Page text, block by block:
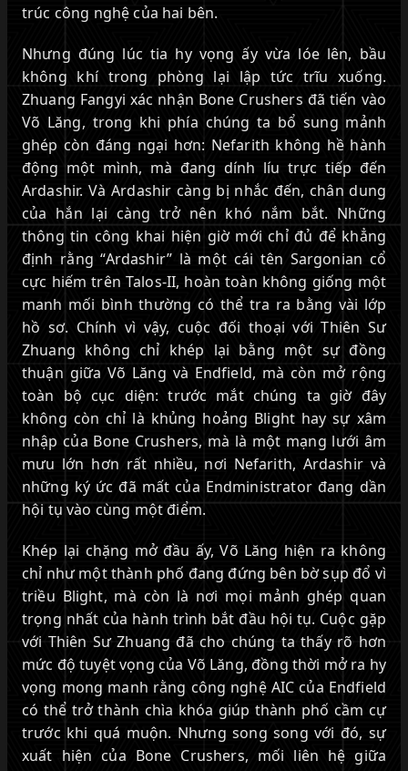
trúc công nghệ của hai bên.
Nhưng đúng lúc tia hy vọng ấy vừa lóe lên, bầu
không khí trong phòng lại lập tức trĩu xuống.
Zhuang Fangyi xác nhận Bone Crushers đã tiến vào
Võ Lăng, trong khi phía chúng ta bổ sung mảnh
ghép còn đáng ngại hơn: Nefarith không hề hành
động một mình, mà đang dính líu trực tiếp đến
Ardashir. Và Ardashir càng bị nhắc đến, chân dung
của hắn lại càng trở nên khó nắm bắt. Những
thông tin công khai hiện giờ mới chỉ đủ để khẳng
định rằng “Ardashir” là một cái tên Sargonian cổ
cực hiếm trên Talos-II, hoàn toàn không giống một
manh mối bình thường có thể tra ra bằng vài lớp
hồ sơ. Chính vì vậy, cuộc đối thoại với Thiên Sư
Zhuang không chỉ khép lại bằng một sự đồng
thuận giữa Võ Lăng và Endfield, mà còn mở rộng
toàn bộ cục diện: trước mắt chúng ta giờ đây
không còn chỉ là khủng hoảng Blight hay sự xâm
nhập của Bone Crushers, mà là một mạng lưới âm
mưu lớn hơn rất nhiều, nơi Nefarith, Ardashir và
những ký ức đã mất của Endministrator đang dần
hội tụ vào cùng một điểm.
Khép lại chặng mở đầu ấy, Võ Lăng hiện ra không
chỉ như một thành phố đang đứng bên bờ sụp đổ vì
triều Blight, mà còn là nơi mọi mảnh ghép quan
trọng nhất của hành trình bắt đầu hội tụ. Cuộc gặp
với Thiên Sư Zhuang đã cho chúng ta thấy rõ hơn
mức độ tuyệt vọng của Võ Lăng, đồng thời mở ra hy
vọng mong manh rằng công nghệ AIC của Endfield
có thể trở thành chìa khóa giúp thành phố cầm cự
trước khi quá muộn. Nhưng song song với đó, sự
xuất hiện của Bone Crushers, mối liên hệ giữa